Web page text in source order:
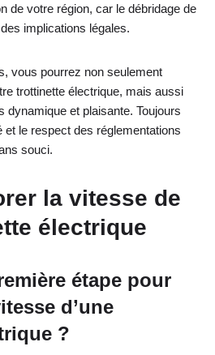
de votre région, car le débridage de
implications légales.
vous pourrez non seulement
trottinette électrique, mais aussi
dynamique et plaisante. Toujours
et le respect des réglementations
souci.
la vitesse de
électrique
étape pour
d’une
?